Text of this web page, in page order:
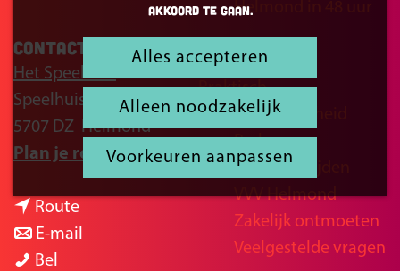
akkoord te gaan.
Alles accepteren
Alleen noodzakelijk
Voorkeuren aanpassen
Helmond in 48 uur
Inspiratie
Praktisch
Bereikbaarheid
Parkeren
Openingstijden
VVV Helmond
Zakelijk ontmoeten
Veelgestelde vragen
Contact
Het Speelhuis
Speelhuisplein 2
5707 DZ Helmond
Plan je routen
a
Routen
E-mail
Bel